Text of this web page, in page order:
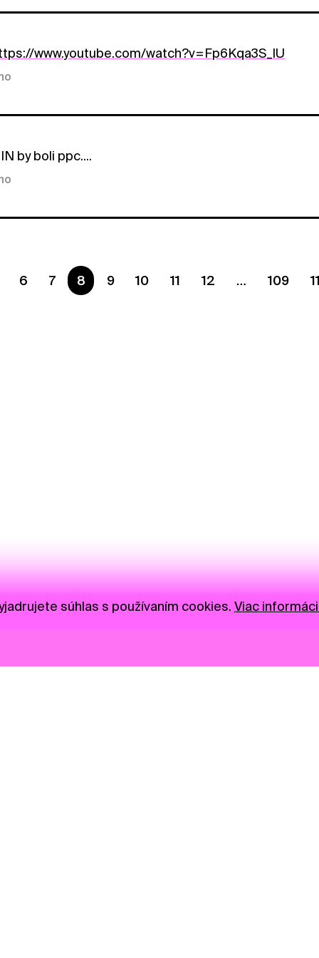
www.youtube.com/watch?v=Fp6Kqa3S_lU
by boli ppc....
6 7 Ste na strane
8 9 10 11 12 109
súhlas s používaním cookies. Viac